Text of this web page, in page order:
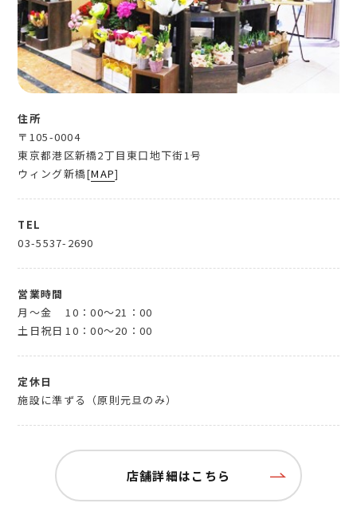
住所
〒105-0004
東京都港区新橋2丁目東口地下街1号
ウィング新橋[MAP]
TEL
03-5537-2690
営業時間
月～金
10：00～21：00
土日祝日 10：00～20：00
定休日
施設に準ずる（原則元旦のみ）
店舗詳細はこちら